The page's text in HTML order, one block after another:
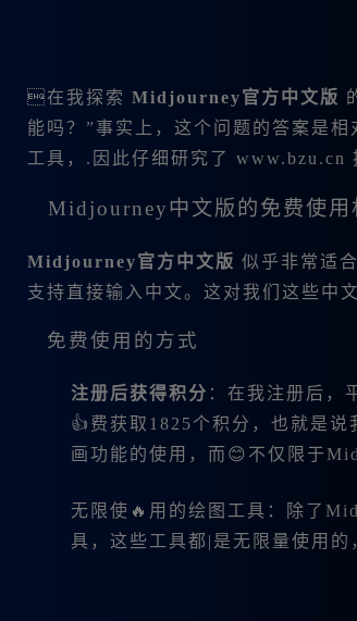
在我探索 Midjourney官方中文版
能吗？”事实上，这个问题的答案是
工具，.因此仔细研究了 www.bzu.cn
Midjourney中文版的免费使用
Midjourney官方中文版 似乎非常适
支持直接输入中文。这对我们这些中
免费使用的方式
注册后获得积分 ：在我注册后，
👍费获取1825个积分，也就是
画功能的使用，而😊不仅限于
无限使🔥用的绘图工具：除了
具，这些工具都|是无限量使用的